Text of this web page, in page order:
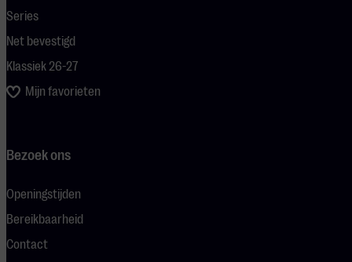
Series
Net bevestigd
Klassiek 26-27
Mijn favorieten
Bezoek ons
Openingstijden
Bereikbaarheid
Contact